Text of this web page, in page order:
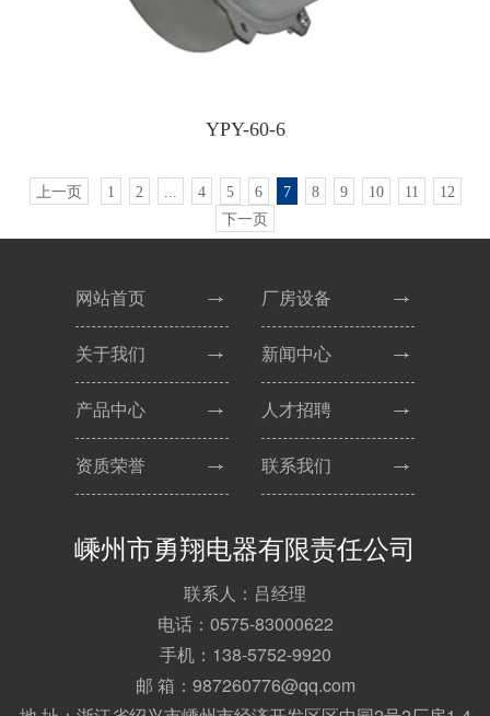
YPY-60-6
上一页 1 2 ... 4 5 6 7 8 9 10 11
12
下一页
嵊州市勇翔电器有限责任公司
联系人：吕经理
电话：0575-83000622
手机：138-5752-9920
邮 箱：987260776@qq.com
网站首页
关于我们
产品中心
资质荣誉
厂房设备
新闻中心
人才招聘
联系我们